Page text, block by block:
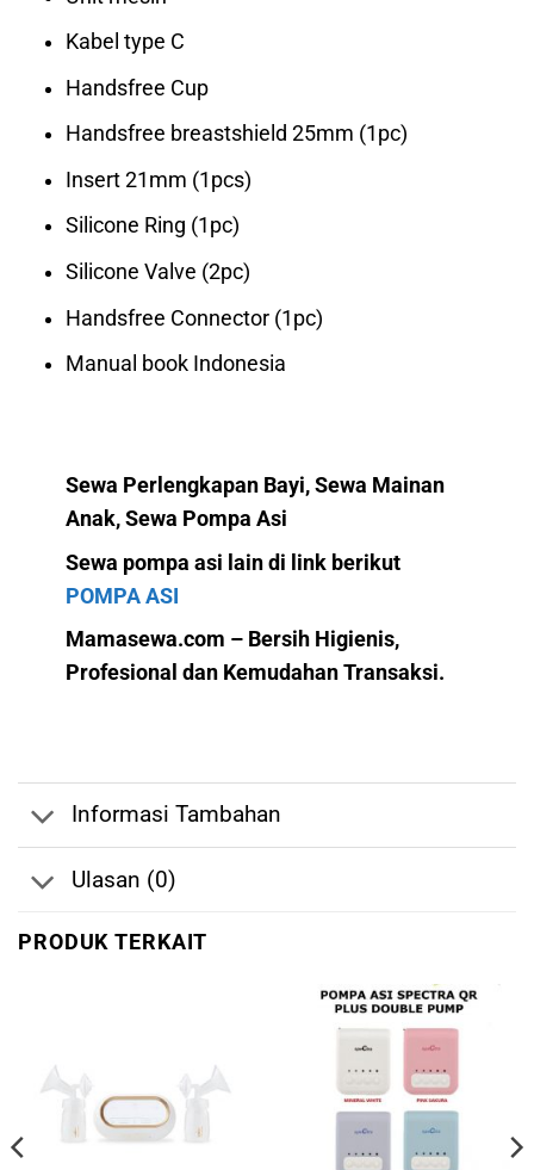
Kabel type C
Handsfree Cup
Handsfree breastshield 25mm (1pc)
Insert 21mm (1pcs)
Silicone Ring (1pc)
Silicone Valve (2pc)
Handsfree Connector (1pc)
Manual book Indonesia
Sewa Perlengkapan Bayi, Sewa Mainan
Anak, Sewa Pompa Asi
Sewa pompa asi lain di link berikut
POMPA ASI
Mamasewa.com – Bersih Higienis,
Profesional dan Kemudahan Transaksi.
Informasi Tambahan
Ulasan (0)
PRODUK TERKAIT